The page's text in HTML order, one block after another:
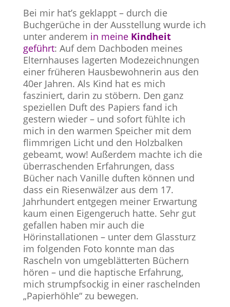
Bei mir hat’s geklappt – durch die
Buchgerüche in der Ausstellung wurde ich
unter anderem in meine Kindheit
geführt: Auf dem Dachboden meines
Elternhauses lagerten Modezeichnungen
einer früheren Hausbewohnerin aus den
40er Jahren. Als Kind hat es mich
fasziniert, darin zu stöbern. Den ganz
speziellen Duft des Papiers fand ich
gestern wieder – und sofort fühlte ich
mich in den warmen Speicher mit dem
flimmrigen Licht und den Holzbalken
gebeamt, wow! Außerdem machte ich die
überraschenden Erfahrungen, dass
Bücher nach Vanille duften können und
dass ein Riesenwälzer aus dem 17.
Jahrhundert entgegen meiner Erwartung
kaum einen Eigengeruch hatte. Sehr gut
gefallen haben mir auch die
Hörinstallationen – unter dem Glassturz
im folgenden Foto konnte man das
Rascheln von umgeblätterten Büchern
hören – und die haptische Erfahrung,
mich strumpfsockig in einer raschelnden
„Papierhöhle“ zu bewegen.